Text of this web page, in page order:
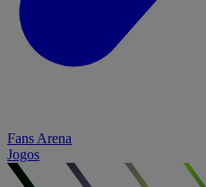
Fans Arena
Jogos